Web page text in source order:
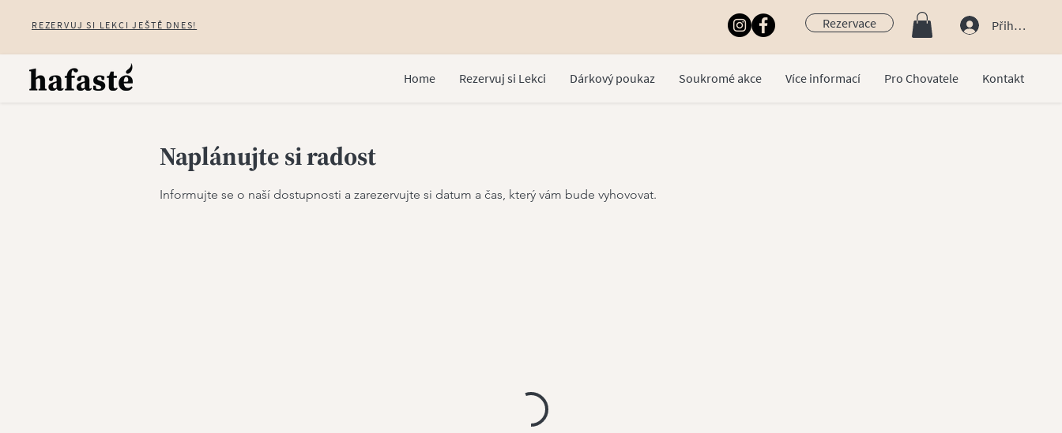
REZERVUJ SI LEKCI JEŠTĚ DNES! Rezervace Přihlásit se
Home Rezervuj si Lekci Dárkový poukaz Soukromé akce Více informací Pro Chovatele Kontakt
Naplánujte si radost
Informujte se o naší dostupnosti a zarezervujte si datum a čas, který vám bude vyhovovat.